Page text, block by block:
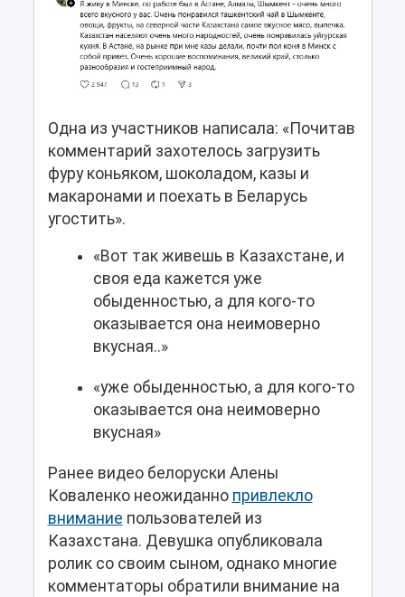
Одна из участников написала: «Почитав
комментарий захотелось загрузить
фуру коньяком, шоколадом, казы и
макаронами и поехать в Беларусь
угостить».
«Вот так живешь в Казахстане, и
своя еда кажется уже
обыденностью, а для кого-то
оказывается она неимоверно
вкусная..»
«уже обыденностью, а для кого-то
оказывается она неимоверно
вкусная»
Ранее видео белоруски Алены
Коваленко неожиданно привлекло
внимание пользователей из
Казахстана. Девушка опубликовала
ролик со своим сыном, однако многие
комментаторы обратили внимание на